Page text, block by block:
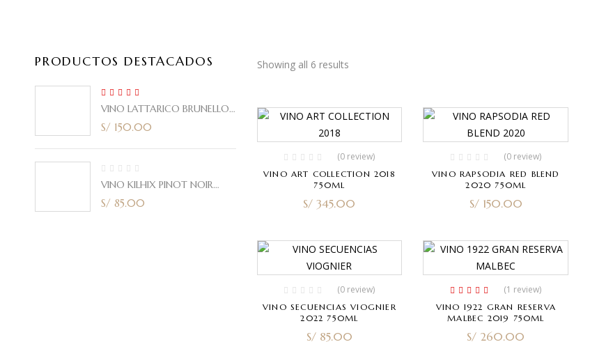
PRODUCTOS DESTACADOS
Rated5.00
out of 5
VINO LATTARICO BRUNELLO
CORTE ITALIANO 2021 750ml
S/ 150.00
VINO KILHIX PINOT NOIR
2020 750ml
S/ 85.00
Showing all 6 results
(0 review)
VINO ART COLLECTION 2018
750ML
S/ 345.00
(0 review)
VINO RAPSODIA RED BLEND
2020 750ML
S/150.00
(0 review)
VINO SECUENCIAS VIOGNIER
2022 750ML
S/85.00
Rated4.00
out of 5
(1 review)
VINO 1922 GRAN RESERVA
MALBEC 2019 750ML
S/ 260.00